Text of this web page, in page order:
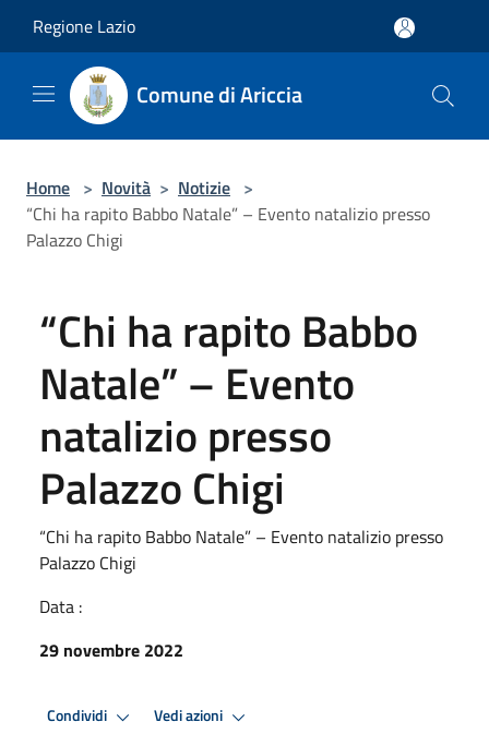
Regione Lazio
Comune di Ariccia
Home > Novità > Notizie >
“Chi ha rapito Babbo Natale” – Evento natalizio presso
Palazzo Chigi
“Chi ha rapito Babbo
Natale” – Evento
natalizio presso
Palazzo Chigi
“Chi ha rapito Babbo Natale” – Evento natalizio presso
Palazzo Chigi
Data :
29 novembre 2022
Condividi Vedi azioni